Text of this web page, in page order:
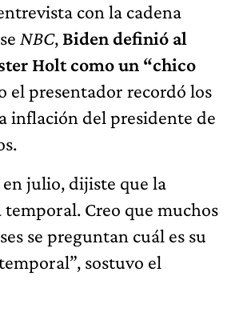
con la cadena
NBC, Biden definió al
Holt como un “chico
el presentador recordó los
inflación del presidente de
en julio, dijiste que la
Creo que muchos
se preguntan cuál es su
sostuvo el